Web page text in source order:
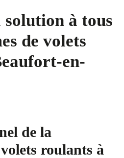
à tous
de volets
en-
de la
roulants à